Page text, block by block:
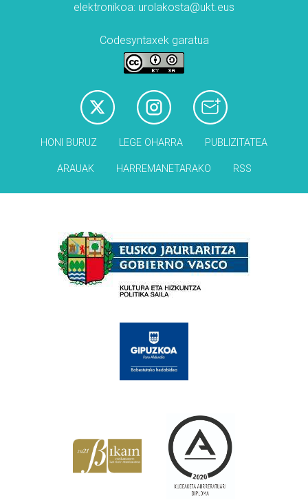
elektronikoa: urolakosta@ukt.eus
Codesyntaxek garatua
HONI BURUZ LEGE OHARRA PUBLIZITATEA
ARAUAK HARREMANETARAKO RSS